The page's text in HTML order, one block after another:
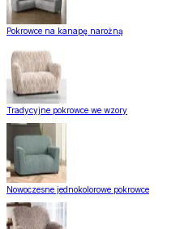
Pokrowce na kanapę narożną
Tradycyjne pokrowce we wzory
Nowoczesne jednokolorowe pokrowce